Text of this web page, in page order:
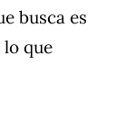
busca es
que